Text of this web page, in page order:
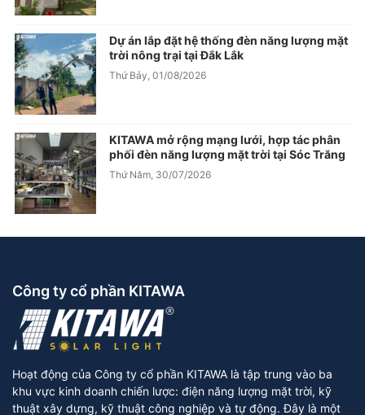
Dự án lắp đặt hệ thống đèn năng lượng mặt
trời nông trại tại Đắk Lắk
Thứ Bảy, 01/08/2026
KITAWA mở rộng mạng lưới, hợp tác phân
phối đèn năng lượng mặt trời tại Sóc Trăng
Thứ Năm, 30/07/2026
Công ty cổ phần KITAWA
Hoạt động của Công ty cổ phần KITAWA là tập trung vào ba
khu vực kinh doanh chiến lược: điện năng lượng mặt trời, kỹ
thuật xây dựng, kỹ thuật công nghiệp và tự động. Đây là một